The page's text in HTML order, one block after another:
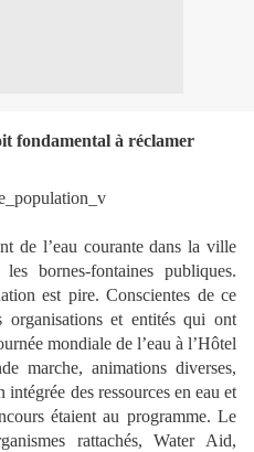
fondamental à réclamer
de l’eau courante dans la ville
bornes-fontaines publiques.
est pire. Conscientes de ce
organisations et entités qui ont
mondiale de l’eau à l’Hôtel
marche, animations diverses,
des ressources en eau et
étaient au programme. Le
rattachés, Water Aid,